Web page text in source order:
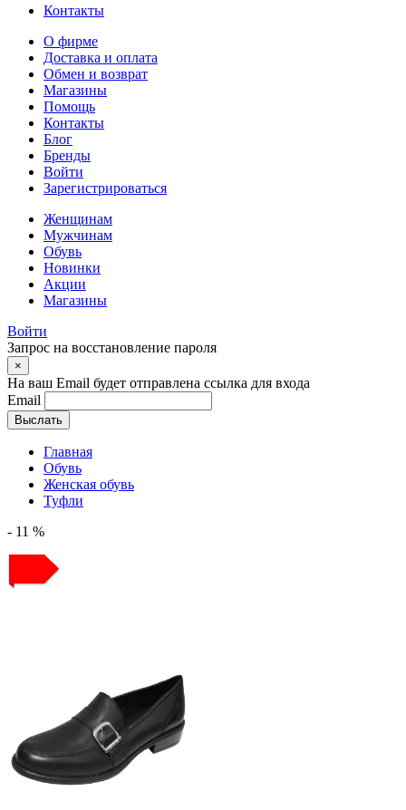
Контакты
О фирме
Доставка и оплата
Обмен и возврат
Магазины
Помощь
Контакты
Блог
Бренды
Войти
Зарегистрироваться
Женщинам
Мужчинам
Обувь
Новинки
Акции
Магазины
Войти
Запрос на восстановление пароля
×
На ваш Email будет отправлена ссылка для входа
Email
Выслать
Главная
Обувь
Женская обувь
Туфли
- 11 %